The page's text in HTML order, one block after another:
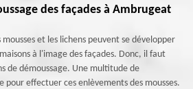
des façades à Ambrugeat
et les lichens peuvent se développer
à l'image des façades. Donc, il faut
de démoussage. Une multitude de
pour effectuer ces enlèvements des mousses.